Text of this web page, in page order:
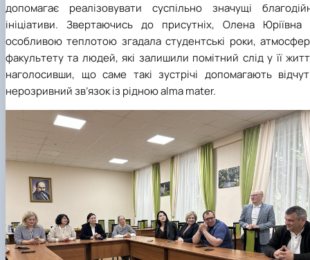
допомагає реалізовувати суспільно значущі
ініціативи. Звертаючись до присутніх, Олена Юріївна
особливою теплотою згадала студентські роки,
факультету та людей, які залишили помітний слід у її
наголосивши, що саме такі зустрічі допомагають
нерозривний зв’язок із рідною alma mater.